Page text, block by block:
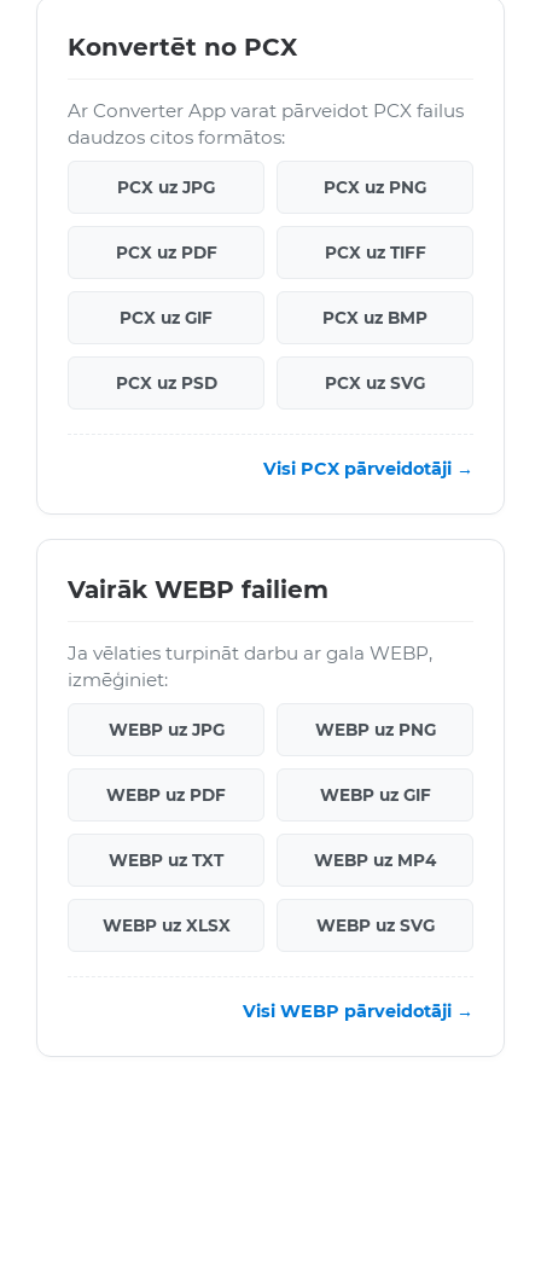
Konvertēt no PCX
Ar Converter App varat pārveidot PCX failus
daudzos citos formātos:
PCX uz JPG PCX uz PNG
PCX uz PDF PCX uz TIFF
PCX uz GIF PCX uz BMP
PCX uz PSD PCX uz SVG
Visi PCX pārveidotāji →
Vairāk WEBP failiem
Ja vēlaties turpināt darbu ar gala WEBP,
izmēģiniet:
WEBP uz JPG WEBP uz PNG
WEBP uz PDF WEBP uz GIF
WEBP uz TXT WEBP uz MP4
WEBP uz XLSX WEBP uz SVG
Visi WEBP pārveidotāji →